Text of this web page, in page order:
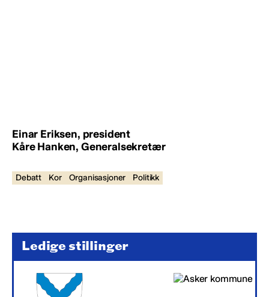
Einar Eriksen, president
Kåre Hanken, Generalsekretær
Debatt Kor Organisasjoner Politikk
Ledige stillinger